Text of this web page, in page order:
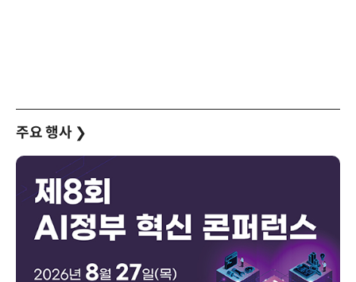
주요 행사 ❯